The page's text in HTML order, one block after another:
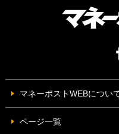
マネーポストWEBについ
ページ一覧